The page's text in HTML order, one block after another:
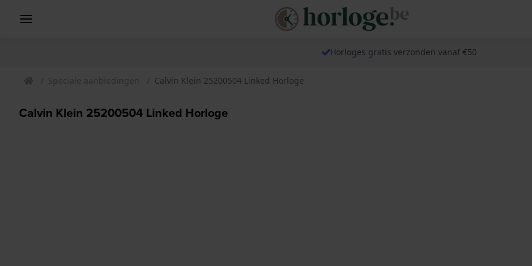
Horloges gratis verzonden vanaf €50
Speciale aanbiedingen Calvin Klein 25200504 Linked Horloge
Calvin Klein 25200504 Linked Horloge